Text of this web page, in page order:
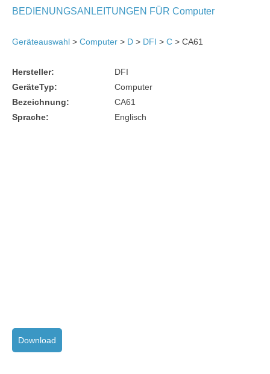
BEDIENUNGSANLEITUNGEN FÜR Computer
Geräteauswahl > Computer > D > DFI > C > CA61
Hersteller:
DFI
GeräteTyp:
Computer
Bezeichnung:
CA61
Sprache:
Englisch
Download